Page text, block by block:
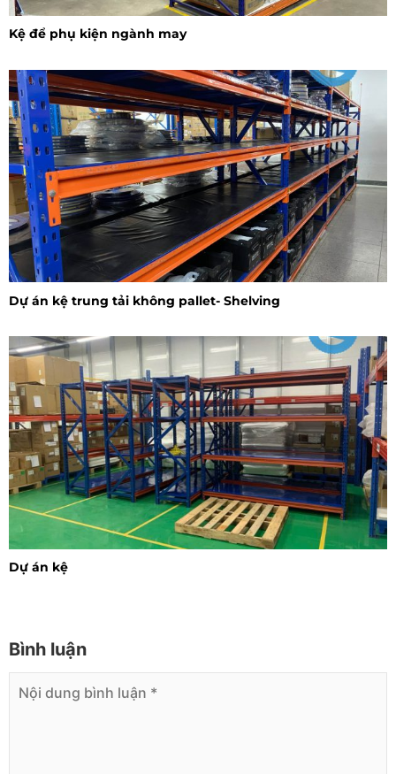
Kệ để phụ kiện ngành may
Dự án kệ trung tải không pallet- Shelving
Dự án kệ
Bình luận